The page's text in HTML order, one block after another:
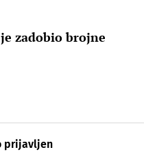
zadobio brojne
prijavljen